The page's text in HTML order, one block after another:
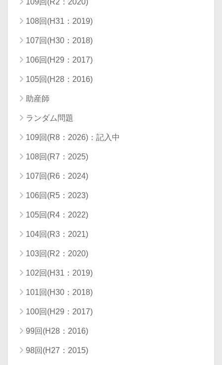
109回(R2：2020)
108回(H31：2019)
107回(H30：2018)
106回(H29：2017)
105回(H28：2016)
助産師
ランダム問題
109回(R8：2026)：記入中
108回(R7：2025)
107回(R6：2024)
106回(R5：2023)
105回(R4：2022)
104回(R3：2021)
103回(R2：2020)
102回(H31：2019)
101回(H30：2018)
100回(H29：2017)
99回(H28：2016)
98回(H27：2015)